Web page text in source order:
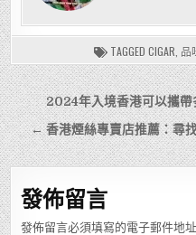
TAGGED CIGAR 品
文
章
導
覽
2024年入境香港可以攜
← 香港煙絲專賣店推薦：尋
發佈留言
發佈留言必須填寫的電子郵件地